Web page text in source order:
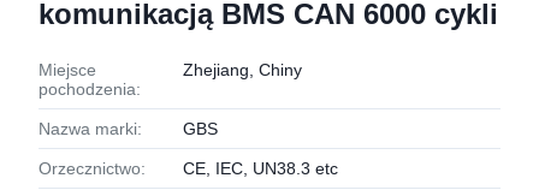
komunikacją BMS CAN 6000 cykli
Miejsce
pochodzenia:
Zhejiang, Chiny
Nazwa marki: GBS
Orzecznictwo: CE, IEC, UN38.3 etc